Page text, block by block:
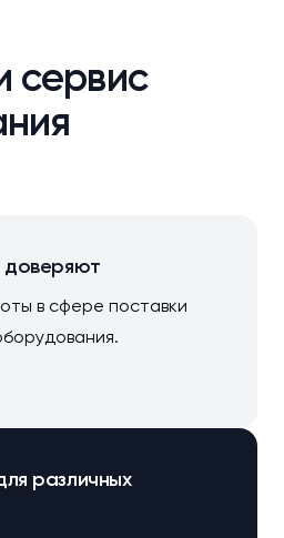
сервис
доверяют
в сфере поставки
различных